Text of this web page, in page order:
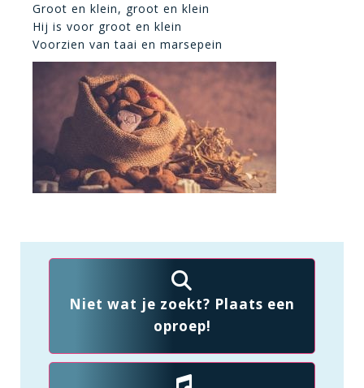
Groot en klein, groot en klein
Hij is voor groot en klein
Voorzien van taai en marsepein
Niet wat je zoekt? Plaats een
oproep!